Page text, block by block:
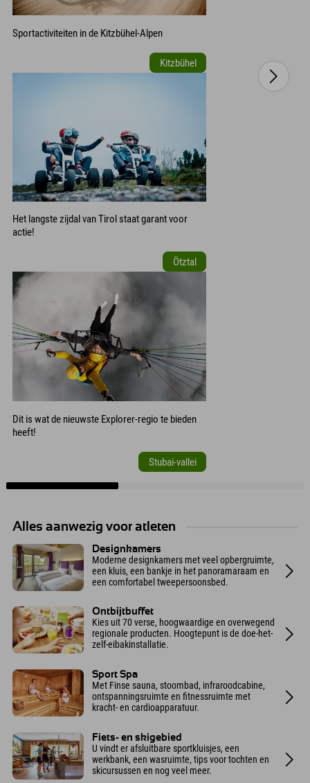
Sportactiviteiten in de Kitzbühel-Alpen
Kitzbühel
Het langste zijdal van Tirol staat garant voor
actie!
Ötztal
Dit is wat de nieuwste Explorer-regio te bieden
heeft!
Stubai-vallei
Alles aanwezig voor atleten
Designkamers
Moderne designkamers met veel opbergruimte,
een kluis, een bankje in het panoramaraam en
een comfortabel tweepersoonsbed.
Ontbijtbuffet
Kies uit 70 verse, hoogwaardige en overwegend
regionale producten. Hoogtepunt is de doe-het-
zelf-eibakinstallatie.
Sport Spa
Met Finse sauna, stoombad, infraroodcabine,
ontspanningsruimte en fitnessruimte met
kracht- en cardioapparatuur.
Fiets- en skigebied
U vindt er afsluitbare sportkluisjes, een
werkbank, een wasruimte, tips voor tochten en
skicursussen en nog veel meer.